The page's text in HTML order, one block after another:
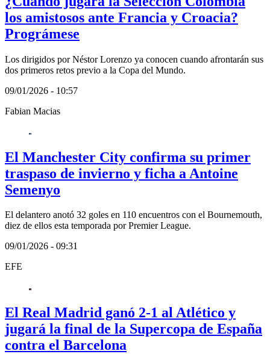
los amistosos ante Francia y Croacia?
Prográmese
Los dirigidos por Néstor Lorenzo ya conocen cuando afrontarán sus
dos primeros retos previo a la Copa del Mundo.
09/01/2026 - 10:57
Fabian Macias
El Manchester City confirma su primer
traspaso de invierno y ficha a Antoine
Semenyo
El delantero anotó 32 goles en 110 encuentros con el Bournemouth,
diez de ellos esta temporada por Premier League.
09/01/2026 - 09:31
EFE
El Real Madrid ganó 2-1 al Atlético y
jugará la final de la Supercopa de España
contra el Barcelona